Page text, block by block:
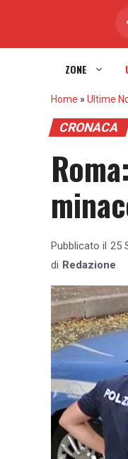
ZONE
Home » Ultime
CRONACA
Pubblicato il 25
di Redazione